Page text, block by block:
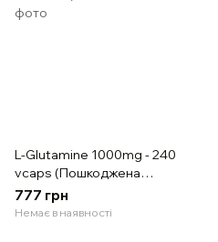
L-Glutamine 1000mg - 240
vcaps (Пошкоджена
етикетка)
777 грн
Немає в наявності